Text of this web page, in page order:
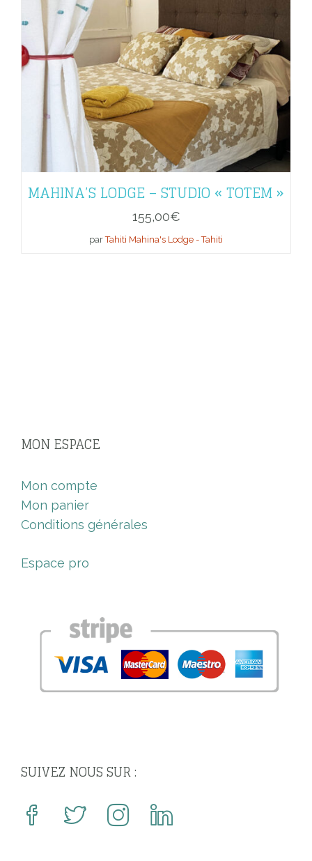
MAHINA’S LODGE – STUDIO « TOTEM »
155,00€
parTahiti Mahina's Lodge - Tahiti
MON ESPACE
Mon compte
Mon panier
Conditions générales
Espace pro
SUIVEZ NOUS SUR :